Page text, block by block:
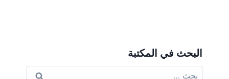
البحث في المكتبة